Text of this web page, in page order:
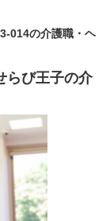
014の介護職・ヘ
らび王子の介